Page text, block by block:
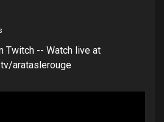
Twitch -- Watch live at
arataslerouge